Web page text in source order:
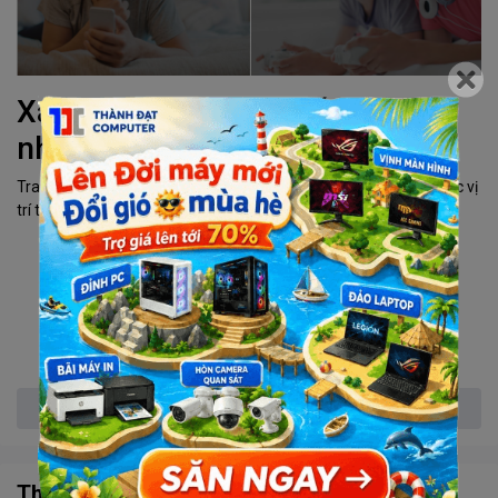
Xác định được vị trí tốt nhanh
nhất
Trang bị đèn tín hiệu thông minh giúp bạn nhanh chóng tìm được vị
trí tốt nhất để lắp đặt bộ mở rộng sóng
Xem thêm